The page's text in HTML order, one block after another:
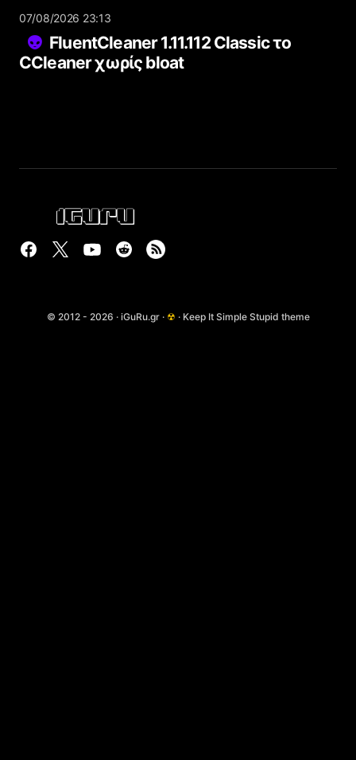
07/08/2026 23:13
FluentCleaner 1.11.112 Classic το
CCleaner χωρίς bloat
© 2012 - 2026 · iGuRu.gr · ☢ · Keep It Simple Stupid theme